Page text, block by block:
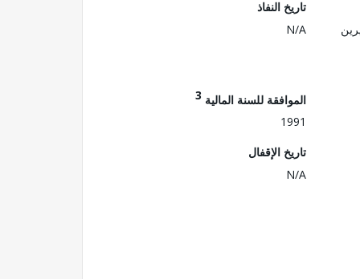
تاريخ النفاذ
N/A
الموافقة للسنة المالية 3
1991
تاريخ الإقفال
N/A